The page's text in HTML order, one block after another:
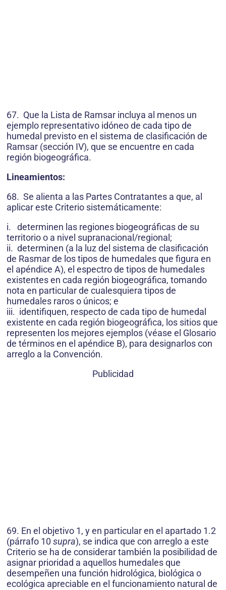
67. Que la Lista de Ramsar incluya al menos un
ejemplo representativo idóneo de cada tipo de
humedal previsto en el sistema de clasificación de
Ramsar (sección IV), que se encuentre en cada
región biogeográfica.
Lineamientos:
68. Se alienta a las Partes Contratantes a que, al
aplicar este Criterio sistemáticamente:
i. determinen las regiones biogeográficas de su
territorio o a nivel supranacional/regional;
ii. determinen (a la luz del sistema de clasificación
de Rasmar de los tipos de humedales que figura en
el apéndice A), el espectro de tipos de humedales
existentes en cada región biogeográfica, tomando
nota en particular de cualesquiera tipos de
humedales raros o únicos; e
iii. identifiquen, respecto de cada tipo de humedal
existente en cada región biogeográfica, los sitios que
representen los mejores ejemplos (véase el Glosario
de términos en el apéndice B), para designarlos con
arreglo a la Convención.
Publicidad
69. En el objetivo 1, y en particular en el apartado 1.2
(párrafo 10 supra), se indica que con arreglo a este
Criterio se ha de considerar también la posibilidad de
asignar prioridad a aquellos humedales que
desempeñen una función hidrológica, biológica o
ecológica apreciable en el funcionamiento natural de